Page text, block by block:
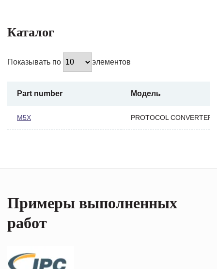
Каталог
Показывать по элементов
Part number Модель
M5X PROTOCOL CONVERTER
Примеры выполненных
работ